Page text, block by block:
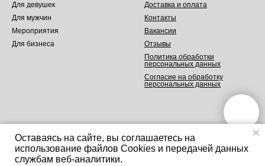
Оставаясь на сайте, вы соглашаетесь на
использование файлов Cookies и передачей данных
службам веб-аналитики.
Для девушек
Для мужчин
Мероприятия
Для бизнеса
Доставка и оплата
Контакты
Вакансии
Отзывы
Политика обработки
персональных данных
Согласие на обработку
персональных данных
Made on Tilda